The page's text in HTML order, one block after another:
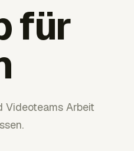
für
Videoteams Arbeit